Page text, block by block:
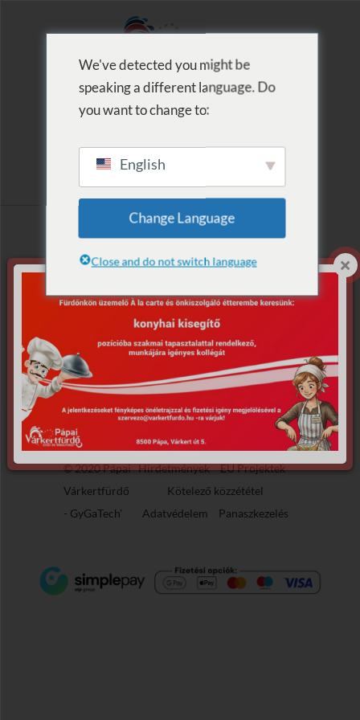
Címke szerinti
lista: Dj Sepherd
Nincs találat.
Sajnáljuk, de nem található, amit keresett.
© 2020 Pápai
Várkertfürdő
- GyGaTech'
Hirdetmények
EU Projektek
Kötelező közzététel
Adatvédelem
Panaszkezelés
We've detected you might be
speaking a different language. Do
you want to change to:
English
Change Language
Close and do not switch language